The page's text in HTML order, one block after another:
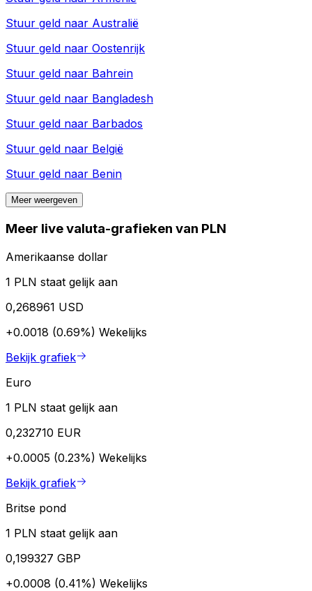
Stuur geld naar Australië
Stuur geld naar Oostenrijk
Stuur geld naar Bahrein
Stuur geld naar Bangladesh
Stuur geld naar Barbados
Stuur geld naar België
Stuur geld naar Benin
Meer weergeven
Meer live valuta-grafieken van PLN
Amerikaanse dollar
1 PLN staat gelijk aan
0,268961 USD
+0.0018 (0.69%) Wekelijks
Bekijk grafiek
Euro
1 PLN staat gelijk aan
0,232710 EUR
+0.0005 (0.23%) Wekelijks
Bekijk grafiek
Britse pond
1 PLN staat gelijk aan
0,199327 GBP
+0.0008 (0.41%) Wekelijks